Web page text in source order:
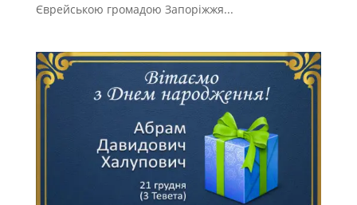
Єврейською громадою Запоріжжя...